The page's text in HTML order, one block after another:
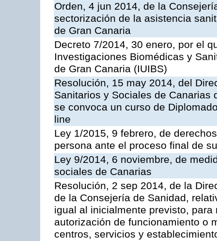
Orden, 4 jun 2014, de la
sectorización de la asistencia
de Gran Canaria
Decreto 7/2014, 30 enero, por el
Investigaciones Biomédicas y
de Gran Canaria (IUIBS)
Resolución, 15 may 2014, del
Sanitarios y Sociales de Canarias
se convoca un curso de
line
Ley 1/2015, 9 febrero, de
persona ante el proceso final de
Ley 9/2014, 6 noviembre, de
sociales de Canarias
Resolución, 2 sep 2014, de la
de la Consejería de Sanidad,
igual al inicialmente previsto,
autorización de funcionamiento o
centros, servicios y